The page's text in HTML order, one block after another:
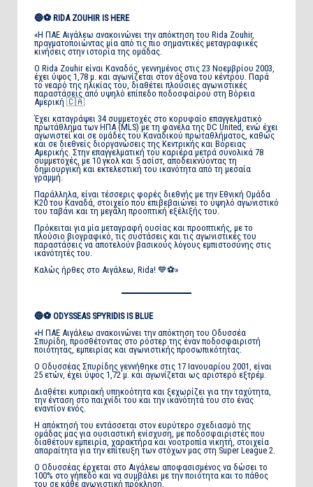
🔵⚽ RIDA ZOUHIR IS HERE
«Η ΠΑΕ Αιγάλεω ανακοινώνει την απόκτηση του Rida Zouhir,
πραγματοποιώντας μία από τις πιο σημαντικές μεταγραφικές
κινήσεις στην ιστορία της ομάδας.
Ο Rida Zouhir είναι Καναδός, γεννημένος στις 23 Νοεμβρίου 2003,
έχει ύψος 1,78 μ. και αγωνίζεται στον άξονα του κέντρου. Παρά
το νεαρό της ηλικίας του, διαθέτει πλούσιες αγωνιστικές
παραστάσεις από υψηλό επίπεδο ποδοσφαίρου στη Βόρεια
Αμερική 🇨🇦
Έχει καταγράψει 34 συμμετοχές στο κορυφαίο επαγγελματικό
πρωτάθλημα των ΗΠΑ (MLS) με τη φανέλα της DC United, ενώ έχει
αγωνιστεί και σε ομάδες του Καναδικού πρωταθλήματος, καθώς
και σε διεθνείς διοργανώσεις της Κεντρικής και Βόρειας
Αμερικής. Στην επαγγελματική του καριέρα μετρά συνολικά 78
συμμετοχές, με 10 γκολ και 5 ασίστ, αποδεικνύοντας τη
δημιουργική και εκτελεστική του ικανότητα από τη μεσαία
γραμμή.
Παράλληλα, είναι τέσσερις φορές διεθνής με την Εθνική Ομάδα
Κ20 του Καναδά, στοιχείο που επιβεβαιώνει το υψηλό αγωνιστικό
του ταβάνι και τη μεγάλη προοπτική εξέλιξής του.
Πρόκειται για μία μεταγραφή ουσίας και προοπτικής, με το
πλούσιο βιογραφικό, τις συστάσεις και τις αγωνιστικές του
παραστάσεις να αποτελούν βασικούς λόγους εμπιστοσύνης στις
ικανότητές του.
Καλώς ήρθες στο Αιγάλεω, Rida! 💙⚽»
🔵⚽ ODYSSEAS SPYRIDIS IS BLUE
«Η ΠΑΕ Αιγάλεω ανακοινώνει την απόκτηση του Οδυσσέα
Σπυρίδη, προσθέτοντας στο ρόστερ της έναν ποδοσφαιριστή
ποιότητας, εμπειρίας και αγωνιστικής προσωπικότητας.
Ο Οδυσσέας Σπυρίδης γεννήθηκε στις 17 Ιανουαρίου 2001, είναι
25 ετών, έχει ύψος 1,72 μ. και αγωνίζεται ως αριστερό εξτρέμ.
Διαθέτει κυπριακή υπηκοότητα και ξεχωρίζει για την ταχύτητα,
την ένταση στο παιχνίδι του και την ικανότητά του στο ένας
εναντίον ενός.
Η απόκτησή του εντάσσεται στον ευρύτερο σχεδιασμό της
ομάδας μας για ουσιαστική ενίσχυση, με ποδοσφαιριστές που
διαθέτουν εμπειρία, χαρακτήρα και νοοτροπία νικητή, στοιχεία
απαραίτητα για την επίτευξη των στόχων μας στη Super League 2.
Ο Οδυσσέας έρχεται στο Αιγάλεω αποφασισμένος να δώσει το
100% στο γήπεδο και να συμβάλει με την ποιότητα και το πάθος
του σε κάθε αγωνιστική πρόκληση.